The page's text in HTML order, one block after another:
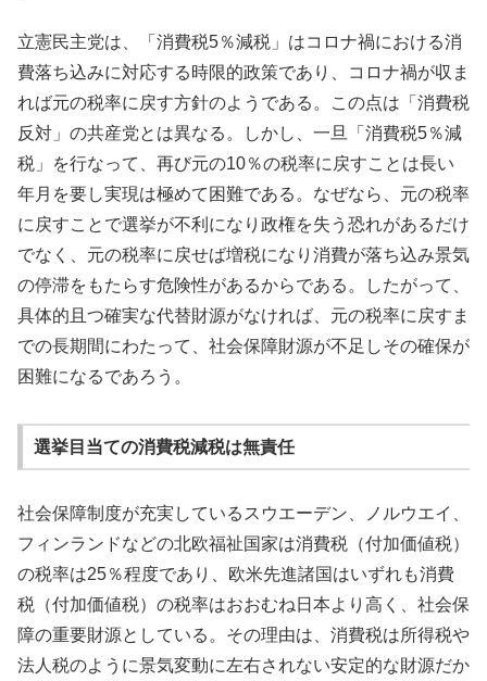
立憲民主党は、「消費税5％減税」はコロナ禍における消
費落ち込みに対応する時限的政策であり、コロナ禍が収ま
れば元の税率に戻す方針のようである。この点は「消費税
反対」の共産党とは異なる。しかし、一旦「消費税5％減
税」を行なって、再び元の10％の税率に戻すことは長い
年月を要し実現は極めて困難である。なぜなら、元の税率
に戻すことで選挙が不利になり政権を失う恐れがあるだけ
でなく、元の税率に戻せば増税になり消費が落ち込み景気
の停滞をもたらす危険性があるからである。したがって、
具体的且つ確実な代替財源がなければ、元の税率に戻すま
での長期間にわたって、社会保障財源が不足しその確保が
困難になるであろう。
選挙目当ての消費税減税は無責任
社会保障制度が充実しているスウエーデン、ノルウエイ、
フィンランドなどの北欧福祉国家は消費税（付加価値税）
の税率は25％程度であり、欧米先進諸国はいずれも消費
税（付加価値税）の税率はおおむね日本より高く、社会保
障の重要財源としている。その理由は、消費税は所得税や
法人税のように景気変動に左右されない安定的な財源だか